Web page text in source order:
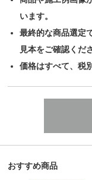
います。
最終的な商品選定
見本をご確認くだ
価格はすべて、税
おすすめ商品